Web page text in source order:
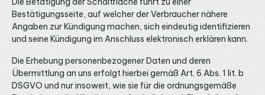
Bestätigungsseite, auf welcher der Verbraucher nähere
Angaben zur Kündigung machen, sich eindeutig identifizieren
und seine Kündigung im Anschluss elektronisch erklären kann.
Die Erhebung personenbezogener Daten und deren
Übermittlung an uns erfolgt hierbei gemäß Art. 6 Abs. 1 lit. b
DSGVO und nur insoweit, wie sie für die ordnungsgemäße